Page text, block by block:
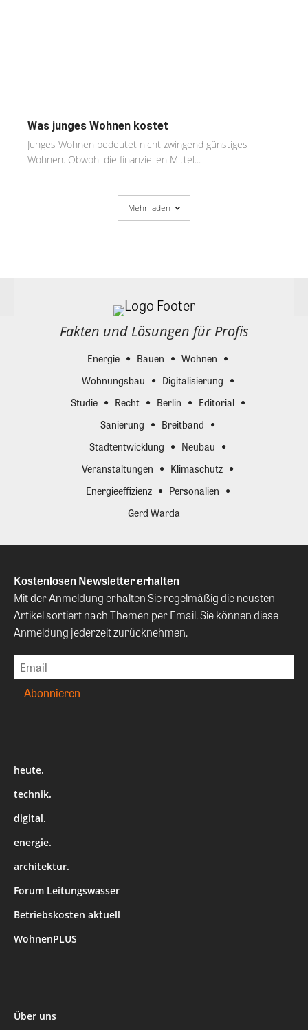
Was junges Wohnen kostet
Junges Wohnen bedeutet nicht zwingend günstiges
Wohnen. Obwohl die finanziellen Mittel...
Mehr laden
Fakten und Lösungen für Profis
Energie Bauen
Wohnen
Wohnungsbau
Digitalisierung
Studie
Recht Berlin
Editorial
Sanierung
Breitband
Stadtentwicklung
Neubau
Veranstaltungen
Klimaschutz
Energieeffizienz
Personalien
Gerd Warda
Kostenlosen Newsletter erhalten
Mit der Anmeldung erhalten Sie regelmäßig die neusten
Artikel sortiert nach Themen per Email. Sie können diese
Anmeldung jederzeit zurücknehmen.
heute.
technik.
digital.
energie.
architektur.
Forum Leitungswasser
Betriebskosten aktuell
WohnenPLUS
Über uns